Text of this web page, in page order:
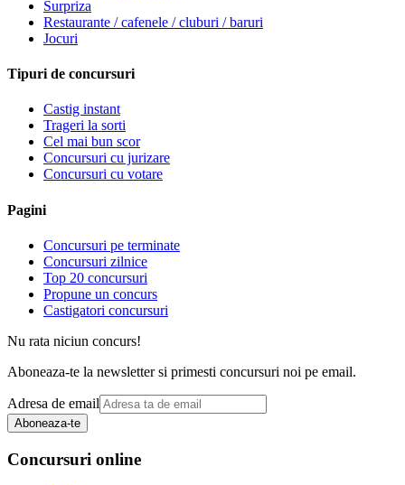
Surpriza
Restaurante / cafenele / cluburi / baruri
Jocuri
Tipuri de concursuri
Castig instant
Trageri la sorti
Cel mai bun scor
Concursuri cu jurizare
Concursuri cu votare
Pagini
Concursuri pe terminate
Concursuri zilnice
Top 20 concursuri
Propune un concurs
Castigatori concursuri
Nu rata niciun concurs!
Aboneaza-te la newsletter si primesti concursuri noi pe email.
Adresa de email
Aboneaza-te
Concursuri online